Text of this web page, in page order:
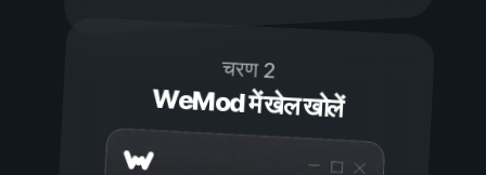
चरण 2
WeMod में खेल खोलें